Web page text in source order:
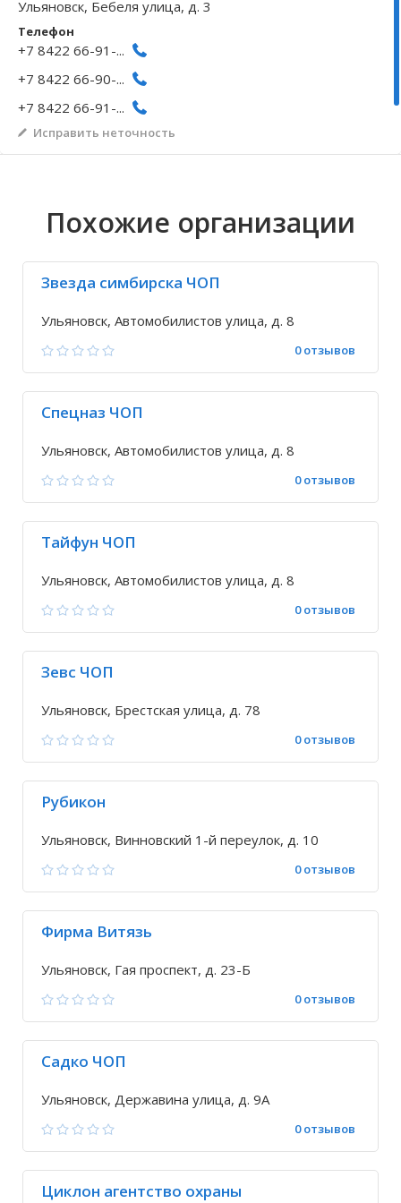
Волгоградская область
Кировоградская область
Восточно-Казахстанская область
Архангельское
Ульяновск, Бебеля улица, д. 3
Телефон
+7 8422 66-91-...
+7 8422 66-90-...
+7 8422 66-91-...
Исправить неточность
Похожие организации
Звезда симбирска ЧОП
Ульяновск, Автомобилистов улица, д. 8
0 отзывов
Спецназ ЧОП
Ульяновск, Автомобилистов улица, д. 8
0 отзывов
Тайфун ЧОП
Ульяновск, Автомобилистов улица, д. 8
0 отзывов
Зевс ЧОП
Ульяновск, Брестская улица, д. 78
0 отзывов
Рубикон
Ульяновск, Винновский 1-й переулок, д. 10
0 отзывов
Фирма Витязь
Ульяновск, Гая проспект, д. 23-Б
0 отзывов
Садко ЧОП
Ульяновск, Державина улица, д. 9А
0 отзывов
Циклон агентство охраны